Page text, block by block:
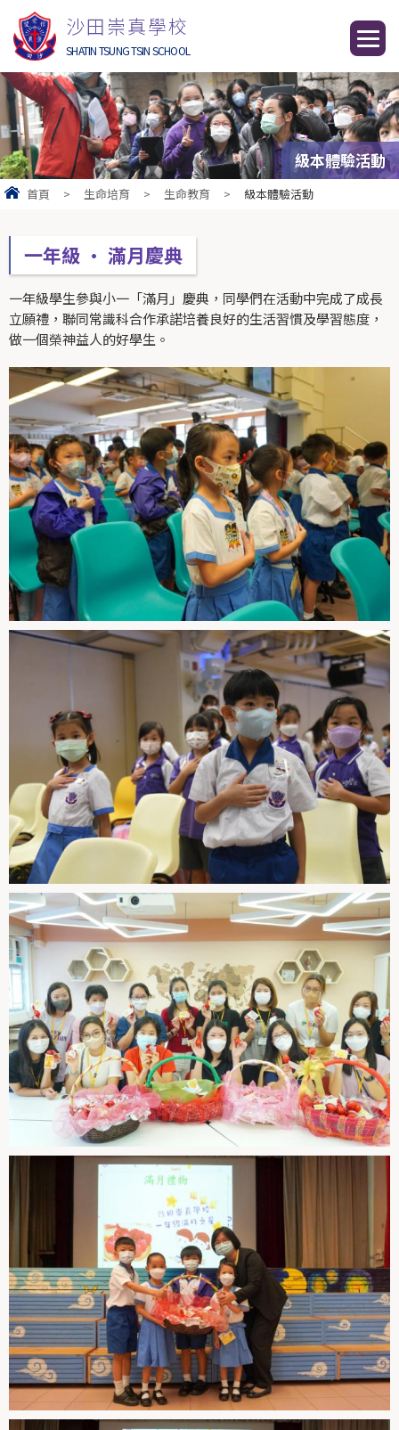
沙田崇真學校
SHATIN TSUNG TSIN SCHOOL
級本體驗活動
首頁 > 生命培育 > 生命教育 > 級本體驗活動
一年級 • 滿月慶典
一年級學生參與小一「滿月」慶典，同學們在活動中完成了成長
立願禮，聯同常識科合作承諾培養良好的生活習慣及學習態度，
做一個榮神益人的好學生。